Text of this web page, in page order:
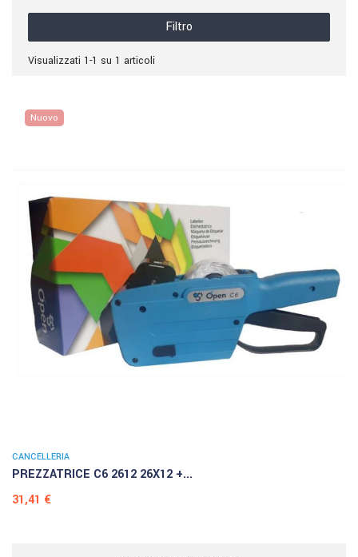
Filtro
Visualizzati 1-1 su 1 articoli
Nuovo
CANCELLERIA
PREZZATRICE C6 2612 26X12 +...
Prezzo
31,41 €